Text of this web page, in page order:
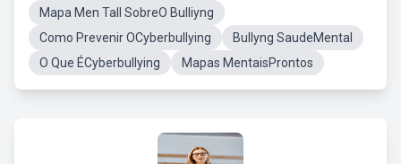
Mapa Men Tall SobreO Bulliyng
Como Prevenir OCyberbullying
Bullyng SaudeMental
O Que ÉCyberbullying
Mapas MentaisProntos